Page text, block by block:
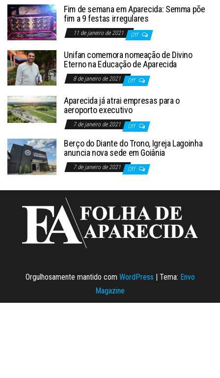
Fim de semana em Aparecida: Semma põe
fim a 9 festas irregulares
11 de janeiro de 2021 Off
Unifan comemora nomeação de Divino
Eterno na Educação de Aparecida
8 de janeiro de 2021 Off
Aparecida já atrai empresas para o
aeroporto executivo
7 de janeiro de 2021 Off
Berço do Diante do Trono, Igreja Lagoinha
anuncia nova sede em Goiânia
7 de janeiro de 2021 Off
Orgulhosamente mantido com WordPress | Tema: Envo
Magazine